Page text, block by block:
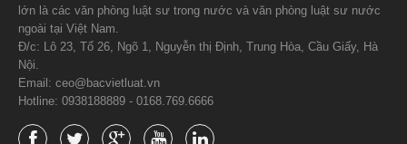
lớn là các văn phòng luật sư trong nước và văn phòng luật sư nước
ngoài tại Việt Nam.
Đ/c: Lô 23, Tổ 26, Ngõ 1, Nguyễn thị Định, Trung Hòa, Cầu Giấy, Hà
Nội.
Email: ceo@bacvietluat.vn
Hotline: 0938188889 - 0168.769.6666